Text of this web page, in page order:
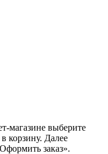
магазине выберите
корзину. Далее
заказ».